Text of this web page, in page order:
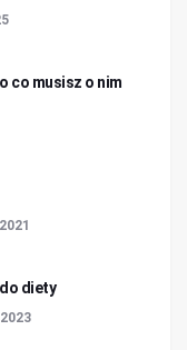
co musisz o nim
diety